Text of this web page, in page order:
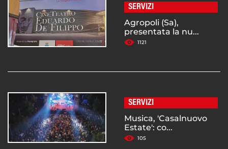
SERVIZI
Agropoli (Sa),
presentata la nu...
1121
SERVIZI
Musica, 'Casalnuovo
Estate': co...
105